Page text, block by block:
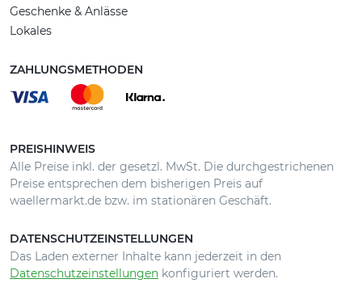
Geschenke & Anlässe
Lokales
ZAHLUNGSMETHODEN
PREISHINWEIS
Alle Preise inkl. der gesetzl. MwSt. Die durchgestrichenen
Preise entsprechen dem bisherigen Preis auf
waellermarkt.de bzw. im stationären Geschäft.
DATENSCHUTZEINSTELLUNGEN
Das Laden externer Inhalte kann jederzeit in den
Datenschutzeinstellungen konfiguriert werden.